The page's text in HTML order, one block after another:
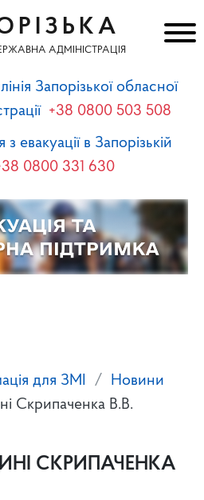
АДМІНІСТРАЦІЯ
Запорізької обласної
+38 0800 503 508
евакуації в Запорізькій
0800 331 630
для ЗМІ
Новини
Скрипаченка В.В.
СКРИПАЧЕНКА